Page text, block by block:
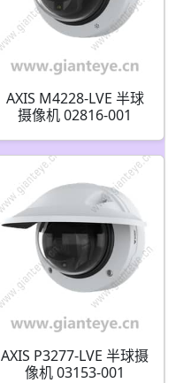
AXIS M4228-LVE 半球
摄像机 02816-001
AXIS P3277-LVE 半球摄
像机 03153-001